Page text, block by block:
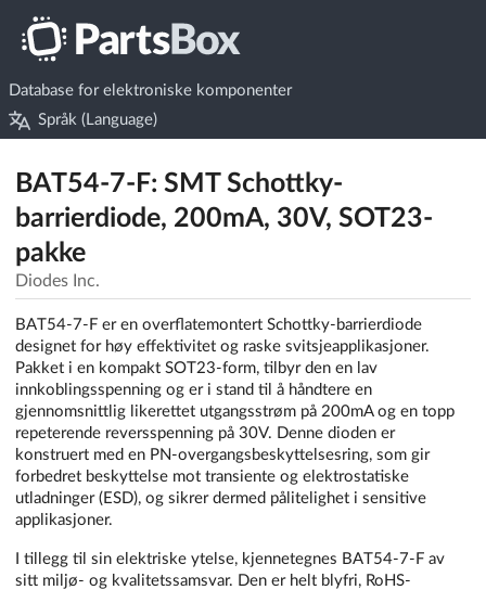
Database for elektroniske komponenter
Språk (Language)
BAT54-7-F: SMT Schottky-
barrierdiode, 200mA, 30V, SOT23-
pakke
Diodes Inc.
BAT54-7-F er en overflatemontert Schottky-barrierdiode
designet for høy effektivitet og raske svitsjeapplikasjoner.
Pakket i en kompakt SOT23-form, tilbyr den en lav
innkoblingsspenning og er i stand til å håndtere en
gjennomsnittlig likerettet utgangsstrøm på 200mA og en topp
repeterende reversspenning på 30V. Denne dioden er
konstruert med en PN-overgangsbeskyttelsesring, som gir
forbedret beskyttelse mot transiente og elektrostatiske
utladninger (ESD), og sikrer dermed pålitelighet i sensitive
applikasjoner.
I tillegg til sin elektriske ytelse, kjennetegnes BAT54-7-F av
sitt miljø- og kvalitetssamsvar. Den er helt blyfri, RoHS-